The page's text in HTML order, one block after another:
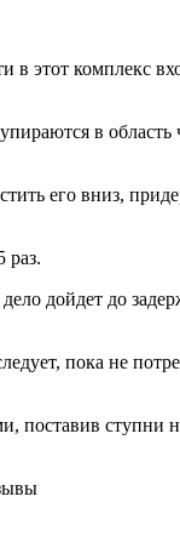
в этот комплекс
в
его вниз,
раз.
дело дойдет до
пока не
поставив ступни